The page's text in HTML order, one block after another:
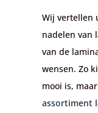
Wij vertellen
nadelen van
van de
wensen. Zo
mooi is,
assortiment